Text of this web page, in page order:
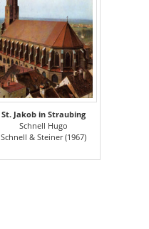
St. Jakob in Straubing
Schnell Hugo
Schnell & Steiner (1967)